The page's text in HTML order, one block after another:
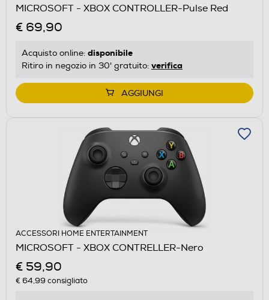
MICROSOFT - XBOX CONTROLLER-Pulse Red
€ 69,90
Acquisto online: disponibile
Ritiro in negozio in 30' gratuito: verifica
AGGIUNGI
ACCESSORI HOME ENTERTAINMENT
MICROSOFT - XBOX CONTRELLER-Nero
€ 59,90
€ 64,99 consigliato